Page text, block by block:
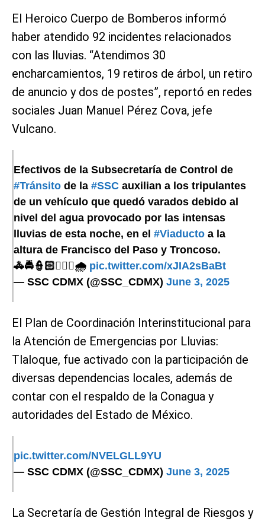
El Heroico Cuerpo de Bomberos informó
haber atendido 92 incidentes relacionados
con las lluvias. “Atendimos 30
encharcamientos, 19 retiros de árbol, un retiro
de anuncio y dos de postes”, reportó en redes
sociales Juan Manuel Pérez Cova, jefe
Vulcano.
Efectivos de la Subsecretaría de Control de
#Tránsito de la #SSC auxilian a los tripulantes
de un vehículo que quedó varados debido al
nivel del agua provocado por las intensas
lluvias de esta noche, en el #Viaducto a la
altura de Francisco del Paso y Troncoso.
🚓🚔👮🏻👮🏻‍♀️🌧️ pic.twitter.com/xJIA2sBaBt
— SSC CDMX (@SSC_CDMX) June 3, 2025
El Plan de Coordinación Interinstitucional para
la Atención de Emergencias por Lluvias:
Tlaloque, fue activado con la participación de
diversas dependencias locales, además de
contar con el respaldo de la Conagua y
autoridades del Estado de México.
pic.twitter.com/NVELGLL9YU
— SSC CDMX (@SSC_CDMX) June 3, 2025
La Secretaría de Gestión Integral de Riesgos y